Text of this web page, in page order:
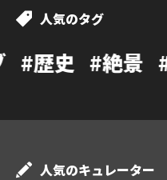
人気のタグ
#絶景 #イベント
人気のキュレーター